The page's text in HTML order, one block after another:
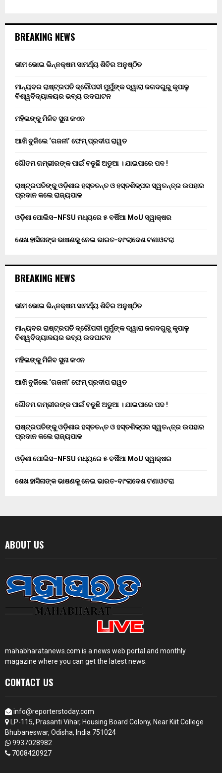
BREAKING NEWS
ଭୀମ ଭୋଇ ଭିନ୍ନକ୍ଷମ ସାମର୍ଥ୍ୟ ଶିବିର ଅନୁଷ୍ଠିତ
ମାନ୍ୟବର ରାଷ୍ଟ୍ରପତି ଦ୍ରୌପଦୀ ମୁର୍ମୁଙ୍କ ଦ୍ୱାରା ଜଗଦଗୁରୁ କୃପାଳୁ
ବିଶ୍ୱବିଦ୍ୟାଳୟର ଭବ୍ୟ ଉଦଘାଟନ
ମହିଳାଙ୍କୁ ମିଳିବ ସୁନା କଏନ
ଆଖି ବୁଜିଲେ ‘ଗଜନୀ’ ଫେମ୍ ପ୍ରଦୀପ ରାୱତ
ଗୌତମ ଗମ୍ଭୀରଙ୍କ ପାଇଁ ବଢୁଛି ଅଡୁଆ । ଯାଇପାରେ ପଦ !
ରାଷ୍ଟ୍ରପତିଙ୍କୁ ଓଡ଼ିଶାର ହସ୍ତତନ୍ତ ଓ ହସ୍ତଶିଳ୍ପର ସ୍ୱତନ୍ତ୍ର ଉପହାର
ପ୍ରଦାନ କଲେ ରାଜ୍ୟପାଳ
ଓଡ଼ିଶା ପୋଲିସ–NFSU ମଧ୍ୟରେ ୫ ବର୍ଷିଆ MoU ସ୍ୱାକ୍ଷର
ଶେଖ ହାସିନାଙ୍କ ଭାଷଣକୁ ନେଇ ଭାରତ-ବାଂଲାଦେଶ ଟଣାଓଟରା
BREAKING NEWS
ଭୀମ ଭୋଇ ଭିନ୍ନକ୍ଷମ ସାମର୍ଥ୍ୟ ଶିବିର ଅନୁଷ୍ଠିତ
ମାନ୍ୟବର ରାଷ୍ଟ୍ରପତି ଦ୍ରୌପଦୀ ମୁର୍ମୁଙ୍କ ଦ୍ୱାରା ଜଗଦଗୁରୁ କୃପାଳୁ
ବିଶ୍ୱବିଦ୍ୟାଳୟର ଭବ୍ୟ ଉଦଘାଟନ
ମହିଳାଙ୍କୁ ମିଳିବ ସୁନା କଏନ
ଆଖି ବୁଜିଲେ ‘ଗଜନୀ’ ଫେମ୍ ପ୍ରଦୀପ ରାୱତ
ଗୌତମ ଗମ୍ଭୀରଙ୍କ ପାଇଁ ବଢୁଛି ଅଡୁଆ । ଯାଇପାରେ ପଦ !
ରାଷ୍ଟ୍ରପତିଙ୍କୁ ଓଡ଼ିଶାର ହସ୍ତତନ୍ତ ଓ ହସ୍ତଶିଳ୍ପର ସ୍ୱତନ୍ତ୍ର ଉପହାର
ପ୍ରଦାନ କଲେ ରାଜ୍ୟପାଳ
ଓଡ଼ିଶା ପୋଲିସ–NFSU ମଧ୍ୟରେ ୫ ବର୍ଷିଆ MoU ସ୍ୱାକ୍ଷର
ଶେଖ ହାସିନାଙ୍କ ଭାଷଣକୁ ନେଇ ଭାରତ-ବାଂଲାଦେଶ ଟଣାଓଟରା
ABOUT US
mahabharatanews.com is a news web portal and monthly
magazine where you can get the latest news.
CONTACT US
info@reporterstoday.com
LP-115, Prasanti Vihar, Housing Board Colony, Near Kiit College
Bhubaneswar, Odisha, India 751024
9937028982
7008420927